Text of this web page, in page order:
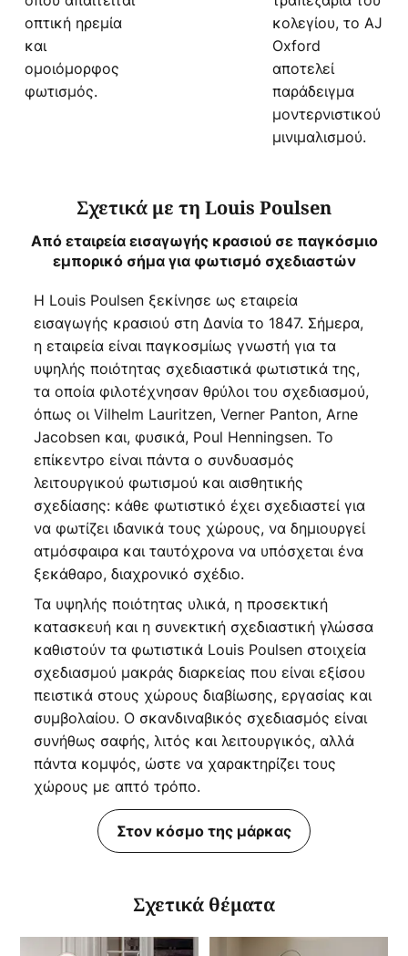
οπτική ηρεμία
και
ομοιόμορφος
φωτισμός.
κολεγίου, το AJ
Oxford
αποτελεί
παράδειγμα
μοντερνιστικού
μινιμαλισμού.
Σχετικά με τη Louis Poulsen
Από εταιρεία εισαγωγής κρασιού σε παγκόσμιο
εμπορικό σήμα για φωτισμό σχεδιαστών
Η Louis Poulsen ξεκίνησε ως εταιρεία
εισαγωγής κρασιού στη Δανία το 1847. Σήμερα,
η εταιρεία είναι παγκοσμίως γνωστή για τα
υψηλής ποιότητας σχεδιαστικά φωτιστικά της,
τα οποία φιλοτέχνησαν θρύλοι του σχεδιασμού,
όπως οι Vilhelm Lauritzen, Verner Panton, Arne
Jacobsen και, φυσικά, Poul Henningsen. Το
επίκεντρο είναι πάντα ο συνδυασμός
λειτουργικού φωτισμού και αισθητικής
σχεδίασης: κάθε φωτιστικό έχει σχεδιαστεί για
να φωτίζει ιδανικά τους χώρους, να δημιουργεί
ατμόσφαιρα και ταυτόχρονα να υπόσχεται ένα
ξεκάθαρο, διαχρονικό σχέδιο.
Τα υψηλής ποιότητας υλικά, η προσεκτική
κατασκευή και η συνεκτική σχεδιαστική γλώσσα
καθιστούν τα φωτιστικά Louis Poulsen στοιχεία
σχεδιασμού μακράς διαρκείας που είναι εξίσου
πειστικά στους χώρους διαβίωσης, εργασίας και
συμβολαίου. Ο σκανδιναβικός σχεδιασμός είναι
συνήθως σαφής, λιτός και λειτουργικός, αλλά
πάντα κομψός, ώστε να χαρακτηρίζει τους
χώρους με απτό τρόπο.
Στον κόσμο της μάρκας
Σχετικά θέματα